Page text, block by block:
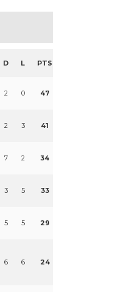
D L PTS
2 0 47
2 3 41
7 2 34
3 5 33
5 5 29
6 6 24